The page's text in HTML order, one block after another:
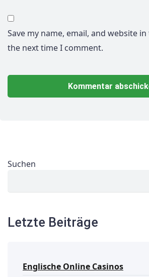
Save my name, email, and website
the next time I comment.
Suchen
Letzte Beiträge
Englische Online Casinos